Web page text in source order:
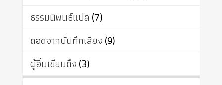
ธรรมนิพนธ์แปล (7)
ถอดจากบันทึกเสียง(9)
ผู้อื่นเขียนถึง(3)